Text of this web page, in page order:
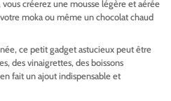
créerez une mousse légère et aérée
moka ou même un chocolat chaud
ce petit gadget astucieux peut être
des vinaigrettes, des boissons
fait un ajout indispensable et